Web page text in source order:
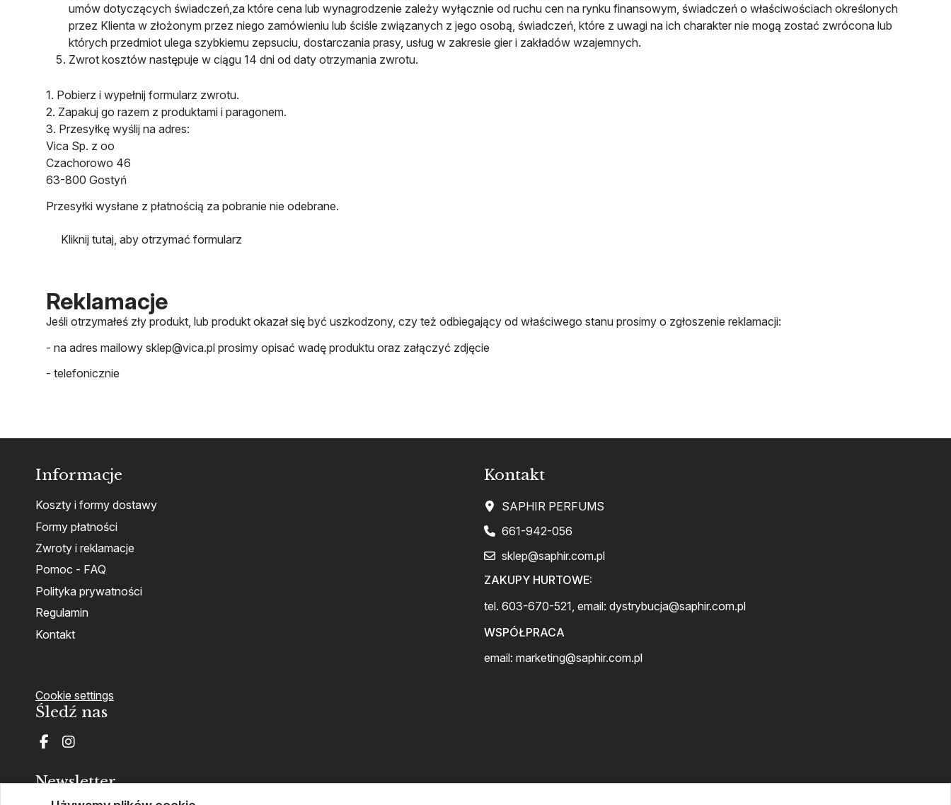
umów dotyczących świadczeń,za które cena lub wynagrodzenie zależy wyłącznie od ruchu cen na rynku finansowym, świadczeń o właściwościach określonych
przez Klienta w złożonym przez niego zamówieniu lub ściśle związanych z jego osobą, świadczeń, które z uwagi na ich charakter nie mogą zostać zwrócona lub
których przedmiot ulega szybkiemu zepsuciu, dostarczania prasy, usług w zakresie gier i zakładów wzajemnych.
Zwrot kosztów następuje w ciągu 14 dni od daty otrzymania zwrotu.
1. Pobierz i wypełnij formularz zwrotu.
2. Zapakuj go razem z produktami i paragonem.
3. Przesyłkę wyślij na adres:
Vica Sp. z oo
Czachorowo 46
63-800 Gostyń
Przesyłki wysłane z płatnością za pobranie nie odebrane.
Kliknij tutaj, aby otrzymać formularz
Reklamacje
Jeśli otrzymałeś zły produkt, lub produkt okazał się być uszkodzony, czy też odbiegający od właściwego stanu prosimy o zgłoszenie reklamacji:
- na adres mailowy sklep@vica.pl prosimy opisać wadę produktu oraz załączyć zdjęcie
- telefonicznie
Informacje
Koszty i formy dostawy
Formy płatności
Zwroty i reklamacje
Pomoc - FAQ
Polityka prywatności
Regulamin
Kontakt
Kontakt
SAPHIR PERFUMS
661-942-056
sklep@saphir.com.pl
ZAKUPY HURTOWE:
tel. 603-670-521, email: dystrybucja@saphir.com.pl
WSPÓŁPRACA
email: marketing@saphir.com.pl
Cookie settings
Śledź nas
Newsletter